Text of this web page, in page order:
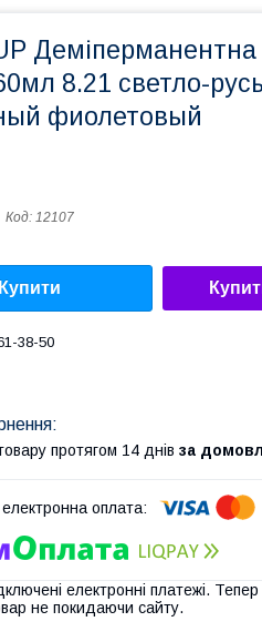
8.21 светло-
фиолетовый
Код: 12107
Купити
38-50
протягом 14 днів за
електронні платежі.
не покидаючи сайту.